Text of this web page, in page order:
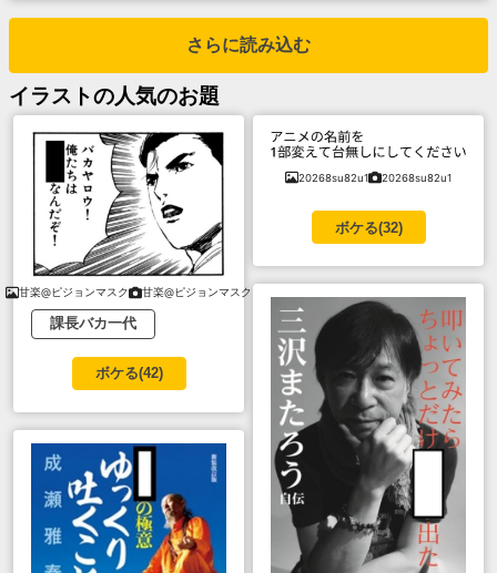
さらに読み込む
イラストの人気のお題
甘楽@ピジョンマスク 甘楽@ピジョンマスク
課長バカ一代
ボケる(42)
20268su82u1 20268su82u1
ボケる(32)